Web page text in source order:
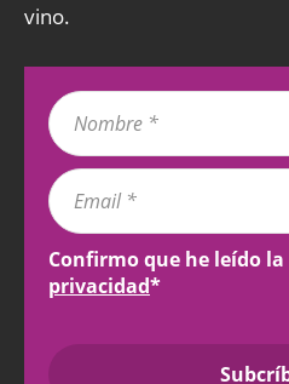
vino.
Confirmo que he leído la
privacidad*